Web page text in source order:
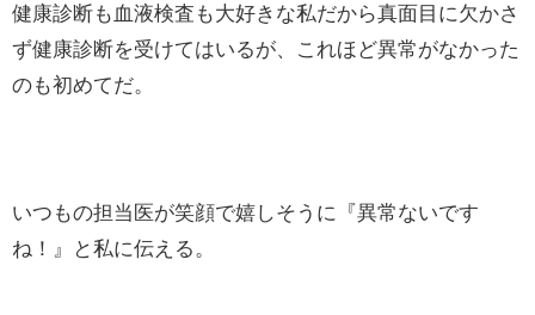
健康診断も血液検査も大好きな私だから真面目に欠かさ
ず健康診断を受けてはいるが、これほど異常がなかった
のも初めてだ。
いつもの担当医が笑顔で嬉しそうに『異常ないです
ね！』と私に伝える。